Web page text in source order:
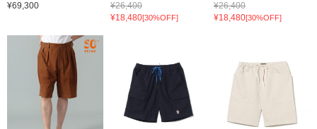
¥69,300
¥26,400
¥18,480[30%OFF]
¥26,400
¥18,480[30%OFF]